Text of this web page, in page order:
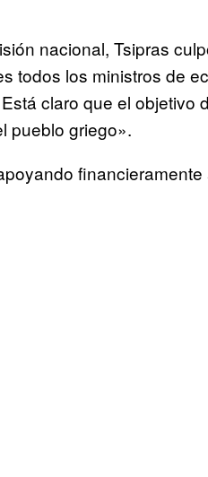
nacional, Tsipras
todos los ministros de
claro que el objetivo
pueblo griego».